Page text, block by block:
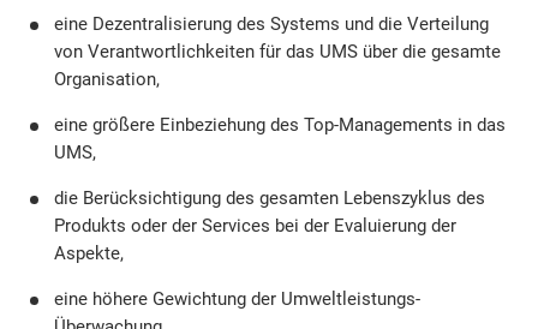
eine Dezentralisierung des Systems und die Verteilung
von Verantwortlichkeiten für das UMS über die gesamte
Organisation,
eine größere Einbeziehung des Top-Managements in das
UMS,
die Berücksichtigung des gesamten Lebenszyklus des
Produkts oder der Services bei der Evaluierung der
Aspekte,
eine höhere Gewichtung der Umweltleistungs-